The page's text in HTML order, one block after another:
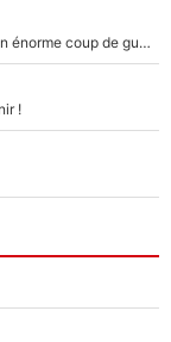
Victime de racisme contre Murray, Kyrgios pousse un énorme coup de gueule !
!